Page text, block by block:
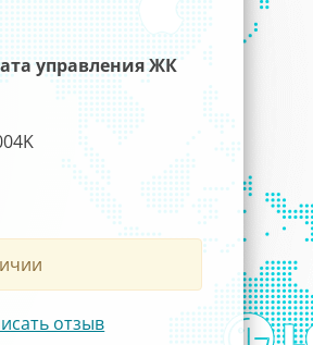
управления ЖК
отзыв